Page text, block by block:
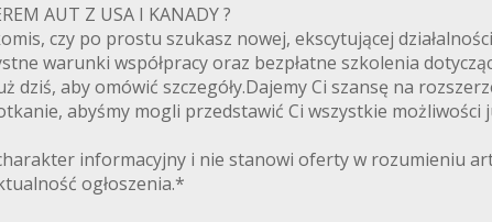
AUT Z USA I KANADY ?
czy po prostu szukasz nowej, ekscytującej
warunki współpracy oraz bezpłatne szkolenia
dziś, aby omówić szczegóły.Dajemy Ci szansę na
abyśmy mogli przedstawić Ci wszystkie możliwości
informacyjny i nie stanowi oferty w rozumieniu
ogłoszenia.*